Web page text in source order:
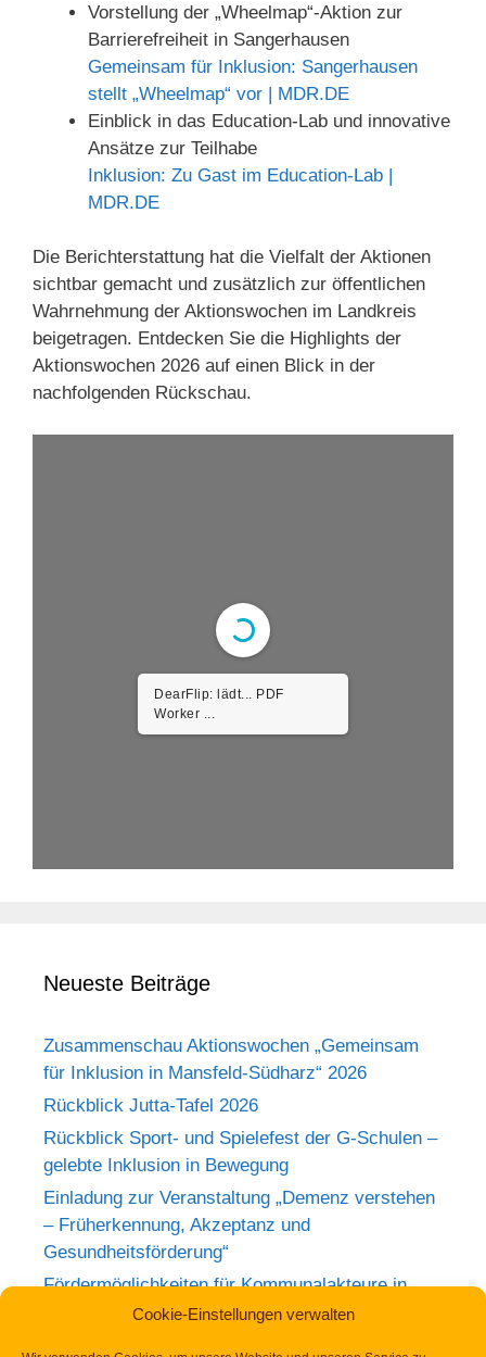
Cookie-Einstellungen verwalten
Vorstellung der „Wheelmap“-Aktion zur
Barrierefreiheit in Sangerhausen
Gemeinsam für Inklusion: Sangerhausen
stellt „Wheelmap“ vor | MDR.DE
Einblick in das Education-Lab und innovative
Ansätze zur Teilhabe
Inklusion: Zu Gast im Education-Lab |
MDR.DE
Die Berichterstattung hat die Vielfalt der Aktionen
sichtbar gemacht und zusätzlich zur öffentlichen
Wahrnehmung der Aktionswochen im Landkreis
beigetragen. Entdecken Sie die Highlights der
Aktionswochen 2026 auf einen Blick in der
nachfolgenden Rückschau.
DearFlip: lädt... PDF
0.09MB ...
Neueste Beiträge
Zusammenschau Aktionswochen „Gemeinsam
für Inklusion in Mansfeld-Südharz“ 2026
Rückblick Jutta-Tafel 2026
Rückblick Sport- und Spielefest der G-Schulen –
gelebte Inklusion in Bewegung
Einladung zur Veranstaltung „Demenz verstehen
– Früherkennung, Akzeptanz und
Gesundheitsförderung“
Fördermöglichkeiten für Kommunalakteure in
Sachsen-Anhalt